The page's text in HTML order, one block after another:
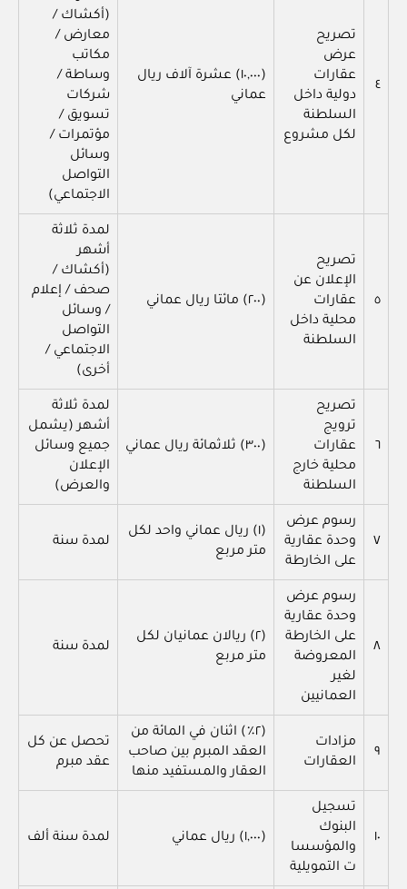
٤
تصريح
عرض
عقارات
دولية داخل
السلطنة
لكل مشروع
(١٠,٠٠٠) عشرة آلاف ريال
عماني
(أكشاك /
معارض /
مكاتب
وساطة /
شركات
تسويق /
مؤتمرات /
وسائل
التواصل
الاجتماعي)
٥
تصريح
الإعلان عن
عقارات
محلية داخل
السلطنة
(٢٠٠) مائتا ريال عماني
لمدة ثلاثة
أشهر
(أكشاك /
صحف / إعلام
/ وسائل
التواصل
الاجتماعي /
أخرى)
٦
تصريح
ترويج
عقارات
محلية خارج
السلطنة
(٣٠٠) ثلاثمائة ريال عماني
لمدة ثلاثة
أشهر (يشمل
جميع وسائل
الإعلان
والعرض)
٧
رسوم عرض
وحدة عقارية
على الخارطة
(١) ريال عماني واحد لكل
متر مربع
لمدة سنة
٨
رسوم عرض
وحدة عقارية
على الخارطة
المعروضة
لغير
العمانيين
(٢) ريالان عمانيان لكل
متر مربع
لمدة سنة
٩
مزادات
العقارات
(٢٪) اثنان في المائة من
العقد المبرم بين صاحب
العقار والمستفيد منها
تحصل عن كل
عقد مبرم
١٠
تسجيل
البنوك
والمؤسسا
ت التمويلية
(١,٠٠٠) ريال عماني لمدة سنة ألف